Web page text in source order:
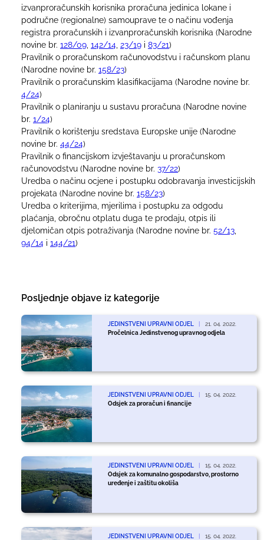
izvanproračunskih korisnika proračuna jedinica lokane i
područne (regionalne) samouprave te o načinu vođenja
registra proračunskih i izvanproračunskih korisnika (Narodne
novine br. 128/09 142/14 23/19 i 83/21)
Pravilnik o proračunskom računovodstvu i računskom planu
(Narodne novine br. 158/23)
Pravilnik o proračunskim klasifikacijama (Narodne novine br.
4/24)
Pravilnik o planiranju u sustavu proračuna (Narodne novine
br. 1/24)
Pravilnik o korištenju sredstava Europske unije (Narodne
novine br. 44/24)
Pravilnik o financijskom izvještavanju u proračunskom
računovodstvu (Narodne novine br. 37/22)
Uredba o načinu ocjene i postupku odobravanja investicijskih
projekata (Narodne novine br. 158/23)
Uredba o kriterijima, mjerilima i postupku za odgodu
plaćanja, obročnu otplatu duga te prodaju, otpis ili
djelomičan otpis potraživanja (Narodne novine br. 52/13
94/14 i 144/21)
Posljednje objave iz kategorije
JEDINSTVENI UPRAVNI ODJEL |
21. 04. 2022.
Pročelnica Jedinstvenog upravnog odjela
JEDINSTVENI UPRAVNI ODJEL |
15. 04. 2022.
Odsjek za proračun i financije
JEDINSTVENI UPRAVNI ODJEL |
15. 04. 2022.
Odsjek za komunalno gospodarstvo, prostorno
uređenje i zaštitu okoliša
JEDINSTVENI UPRAVNI ODJEL |
15. 04. 2022.